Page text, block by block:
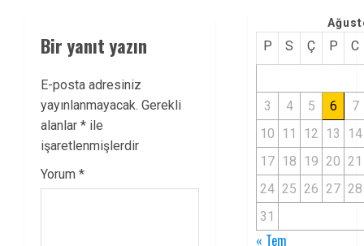
Bir yanıt yazın
E-posta adresiniz
yayınlanmayacak. Gerekli
alanlar * ile
işaretlenmişlerdir
Yorum *
P S Ç P C
3 4 5 6
7
10 11 12 13
14
17 18 19 20 21
24 25 26 27 28
31
« Tem